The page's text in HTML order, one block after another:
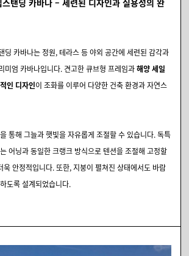
탠딩 카바나 – 세련된 디자인과 실용성의 완
딩 카바나는 정원, 테라스 등 야외 공간에 세련된 감각과
미엄 카바나입니다. 견고한 큐브형 프레임과해양 세일
인 디자인이 조화를 이루어 다양한 건축 환경과 자연스
을 통해 그늘과 햇빛을 자유롭게 조절할 수 있습니다. 독특
는 어닝과 동일한 크랭크 방식으로 텐션을 조절해 고정할
욱 안정적입니다. 또한, 지붕이 펼쳐진 상태에서도 바람
도록 설계되었습니다.